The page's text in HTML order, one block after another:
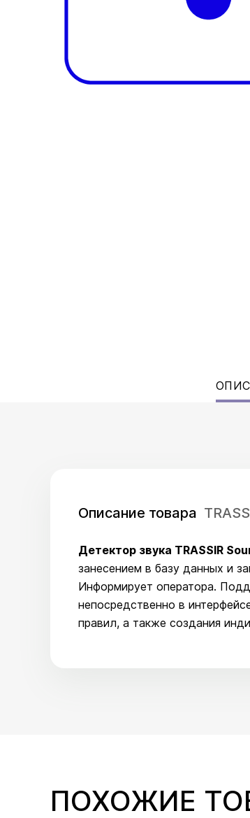
Описание товара
Детектор звука TRASSIR
занесением в базу данных и
Информирует оператора.
непосредственно в
правил, а также создания
ПОХОЖИЕ